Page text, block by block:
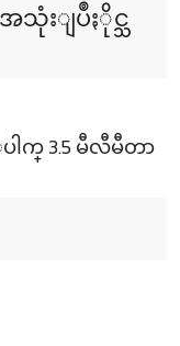
းျပဳႏိုင္သ
က္ 3.5 မီလီမီတာ